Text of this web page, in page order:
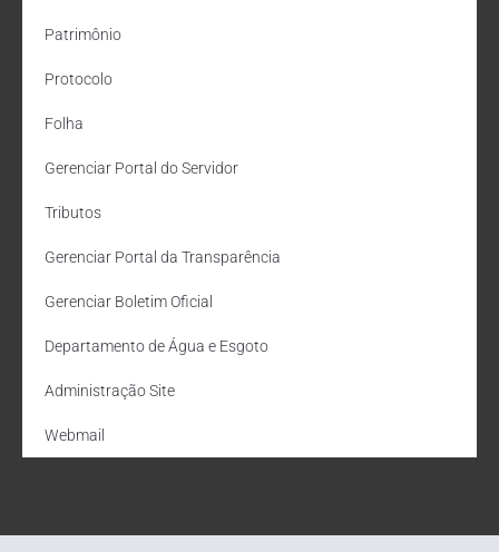
Patrimônio
Protocolo
Folha
Gerenciar Portal do Servidor
Tributos
Gerenciar Portal da Transparência
Gerenciar Boletim Oficial
Departamento de Água e Esgoto
Administração Site
Webmail